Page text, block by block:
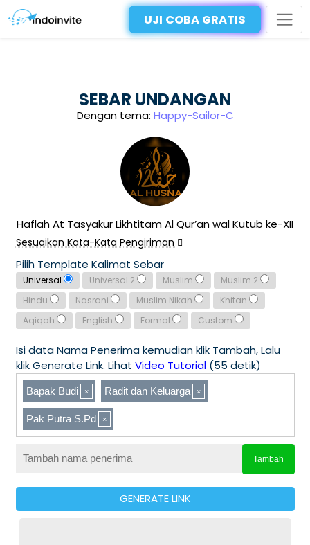
UJI COBA GRATIS
SEBAR UNDANGAN
Dengan tema: Happy-Sailor-C
Haflah At Tasyakur Likhtitam Al Qur’an wal Kutub ke-XII
Sesuaikan Kata-Kata Pengiriman
Pilih Template Kalimat Sebar
Universal Universal 2 Muslim
Muslim 2
Hindu
Nasrani Muslim Nikah
Khitan
Aqiqah
English Formal Custom
Isi data Nama Penerima kemudian klik Tambah, Lalu
klik Generate Link. Lihat Video Tutorial(55 detik)
Bapak Budi Radit dan Keluarga
Pak Putra S.Pd
Tambah
GENERATE LINK